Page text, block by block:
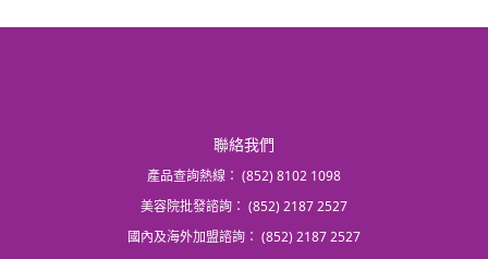
聯絡我們
產品查詢熱線： (852) 8102 1098
美容院批發諮詢： (852) 2187 2527
國內及海外加盟諮詢： (852) 2187 2527